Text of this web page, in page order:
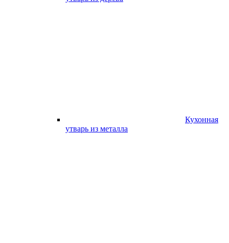
Кухонная
утварь из металла